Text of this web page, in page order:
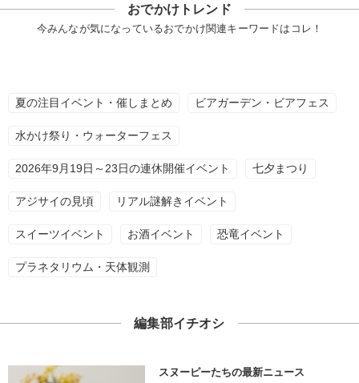
おでかけトレンド
今みんなが気になっているおでかけ関連キーワードはコレ！
夏の注目イベント・催しまとめ ビアガーデン・ビアフェス
水かけ祭り・ウォーターフェス
2026年9月19日～23日の連休開催イベント 七夕まつり
アジサイの見頃 リアル謎解きイベント
スイーツイベント お酒イベント 恐竜イベント
プラネタリウム・天体観測
編集部イチオシ
スヌーピーたちの最新ニュース